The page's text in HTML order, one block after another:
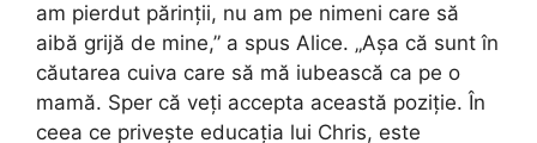
am pierdut părinții, nu am pe nimeni care să
aibă grijă de mine,” a spus Alice. „Așa că sunt în
căutarea cuiva care să mă iubească ca pe o
mamă. Sper că veți accepta această poziție. În
ceea ce privește educația lui Chris, este